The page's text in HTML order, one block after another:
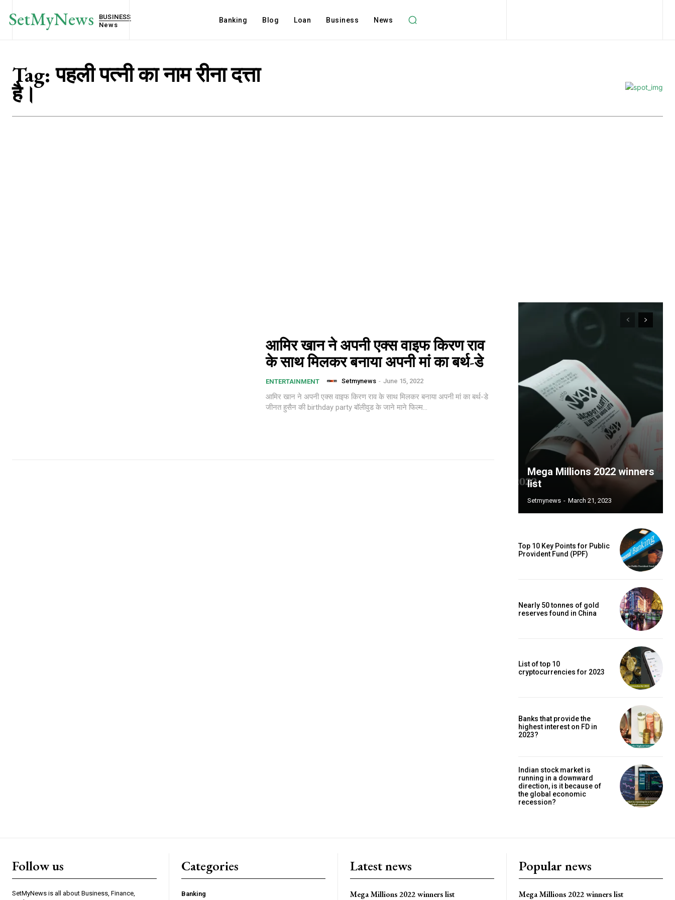
SetMyNews
BUSINESS
News
Banking Blog Loan Business News
Tag:पहली पत्नी का नाम रीना दत्ता
है।
आमिर खान ने अपनी एक्स वाइफ किरण राव
के साथ मिलकर बनाया अपनी मां का बर्थ-डे
ENTERTAINMENT Setmynews - June 15, 2022
आमिर खान ने अपनी एक्स वाइफ किरण राव के साथ मिलकर बनाया अपनी मां का बर्थ-डे
जीनत हुसैन की birthday party बॉलीवुड के जाने माने फिल्म...
Mega Millions 2022 winners
list
Setmynews - March 21, 2023
Top 10 Key Points for Public
Provident Fund (PPF)
Nearly 50 tonnes of gold
reserves found in China
List of top 10
cryptocurrencies for 2023
Banks that provide the
highest interest on FD in
2023?
Indian stock market is
running in a downward
direction, is it because of
the global economic
recession?
Follow us
SetMyNews is all about Business, Finance,
Categories
Banking
Latest news
Mega Millions 2022 winners list
Popular news
Mega Millions 2022 winners list